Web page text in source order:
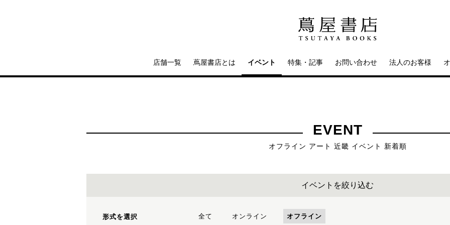
店舗一覧 蔦屋書店とは イベント 特集・記事 お問い合わせ 法人のお客様
EVENT
オフライン アート 近畿 イベント 新着順
イベントを絞り込む
形式を選択 全て オンライン オフライン